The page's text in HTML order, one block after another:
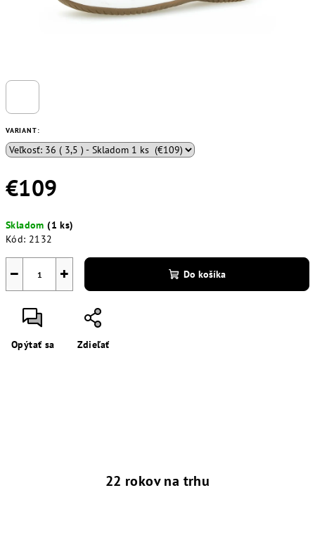
VARIANT:
€109
cena:
Skladom(1 ks)
Kód: 2132
+
− Do košíka
Opýtať sa Zdieľať
22 rokov na trhu